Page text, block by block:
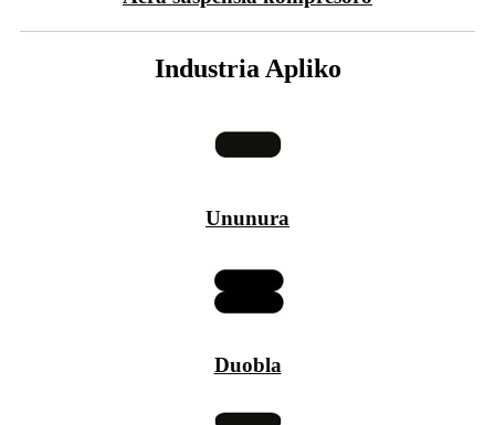
Industria Apliko
Ununura
Duobla